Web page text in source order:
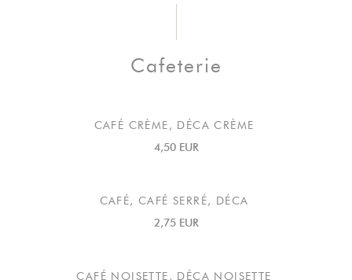
Cafeterie
CAFÉ CRÈME, DÉCA CRÈME
4,50 EUR
CAFÉ, CAFÉ SERRÉ, DÉCA
2,75 EUR
CAFÉ NOISETTE, DÉCA NOISETTE